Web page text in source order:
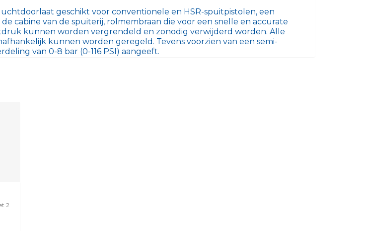
geschikt voor conventionele en HSR-spuitpistolen, een
cabine van de spuiterij, rolmembraan die voor een snelle en accurate
kunnen worden vergrendeld en zonodig verwijderd worden. Alle
kunnen worden geregeld. Tevens voorzien van een semi-
van 0-8 bar (0-116 PSI) aangeeft.
2